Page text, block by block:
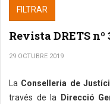
FILTRAR
Revista DRETS nº
29 OCTUBRE 2019
La Conselleria de
través de la
Direcció